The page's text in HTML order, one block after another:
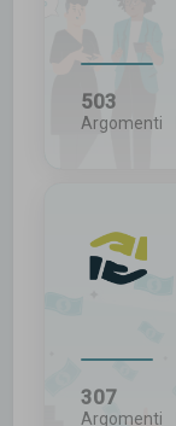
503
Argomenti
307
Argomenti